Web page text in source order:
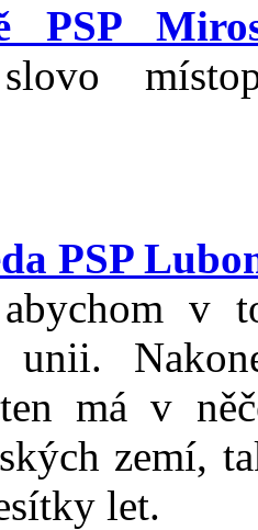
PSP
PSP
v
unii.
má v
zemí,
let.